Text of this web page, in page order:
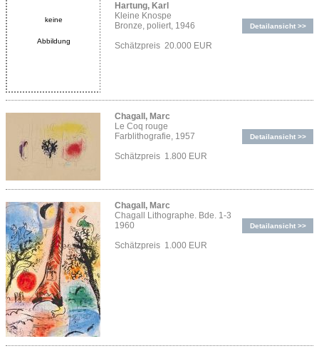
keine
Abbildung
Hartung, Karl
Kleine Knospe
Bronze, poliert, 1946
Schätzpreis 20.000 EUR
Detailansicht >>
Chagall, Marc
Le Coq rouge
Farblithografie, 1957
Schätzpreis 1.800 EUR
Detailansicht >>
Chagall, Marc
Chagall Lithographe. Bde. 1-3
1960
Schätzpreis 1.000 EUR
Detailansicht >>